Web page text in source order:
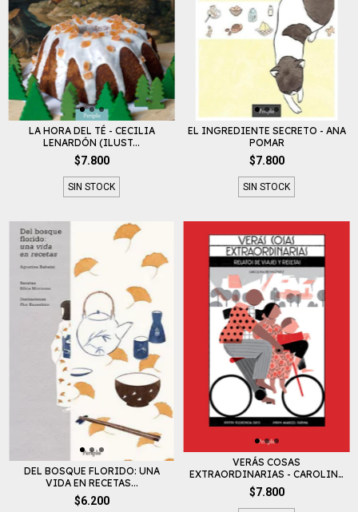
LA HORA DEL TÉ - CECILIA
LENARDÓN (ILUST...
$7.800
SIN STOCK
EL INGREDIENTE SECRETO - ANA
POMAR
$7.800
SIN STOCK
DEL BOSQUE FLORIDO: UNA
VIDA EN RECETAS...
$6.200
VERÁS COSAS
EXTRAORDINARIAS - CAROLINA
R...
$7.800